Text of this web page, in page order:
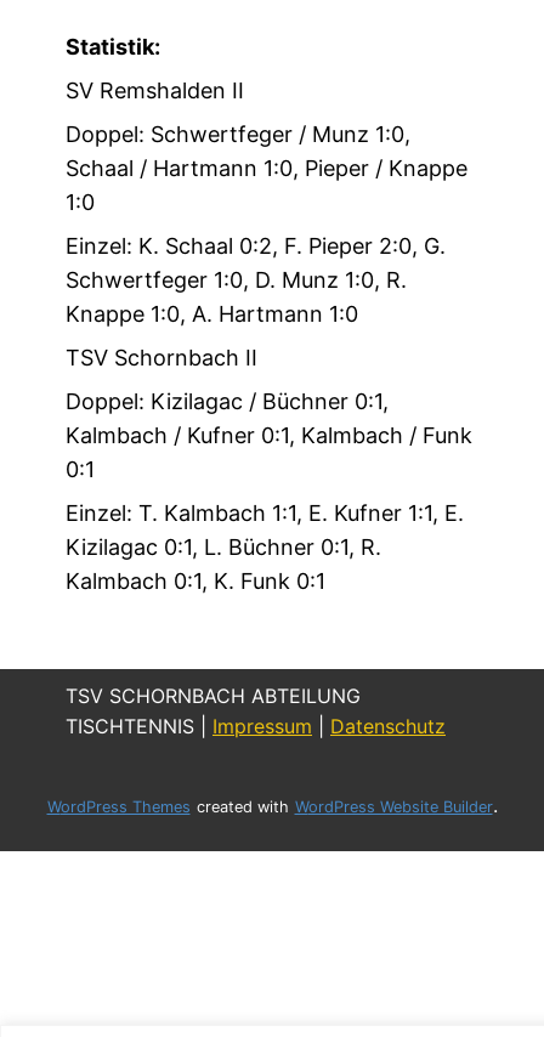
Statistik:
SV Remshalden II
Doppel: Schwertfeger / Munz 1:0,
Schaal / Hartmann 1:0, Pieper / Knappe
1:0
Einzel: K. Schaal 0:2, F. Pieper 2:0, G.
Schwertfeger 1:0, D. Munz 1:0, R.
Knappe 1:0, A. Hartmann 1:0
TSV Schornbach II
Doppel: Kizilagac / Büchner 0:1,
Kalmbach / Kufner 0:1, Kalmbach / Funk
0:1
Einzel: T. Kalmbach 1:1, E. Kufner 1:1, E.
Kizilagac 0:1, L. Büchner 0:1, R.
Kalmbach 0:1, K. Funk 0:1
TSV SCHORNBACH ABTEILUNG
TISCHTENNIS | Impressum Datenschutz
WordPress Themes created with WordPress Website Builder.